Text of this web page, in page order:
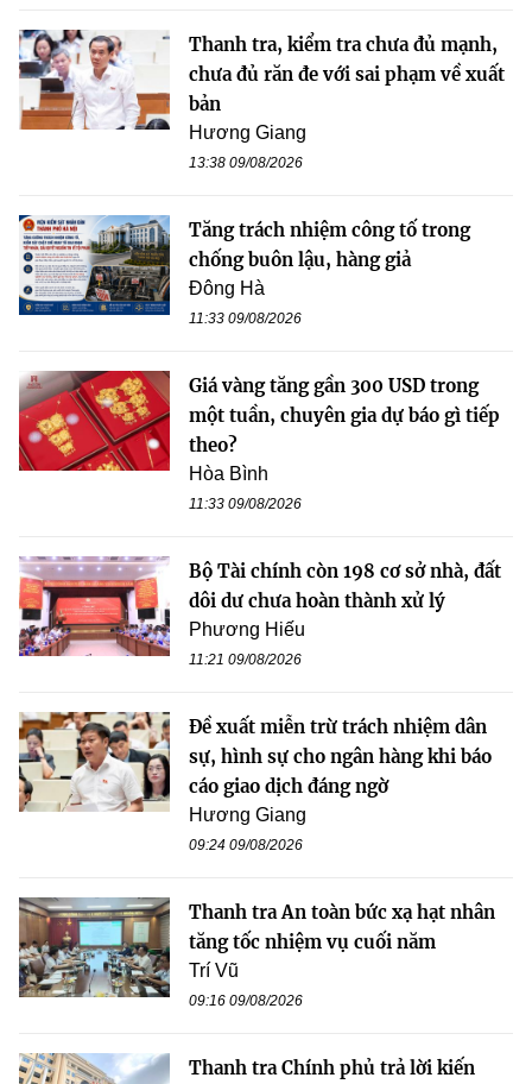
Thanh tra, kiểm tra chưa đủ mạnh,
chưa đủ răn đe với sai phạm về xuất
bản
Hương Giang
13:38 09/08/2026
Tăng trách nhiệm công tố trong
chống buôn lậu, hàng giả
Đông Hà
11:33 09/08/2026
Giá vàng tăng gần 300 USD trong
một tuần, chuyên gia dự báo gì tiếp
theo?
Hòa Bình
11:33 09/08/2026
Bộ Tài chính còn 198 cơ sở nhà, đất
dôi dư chưa hoàn thành xử lý
Phương Hiếu
11:21 09/08/2026
Đề xuất miễn trừ trách nhiệm dân
sự, hình sự cho ngân hàng khi báo
cáo giao dịch đáng ngờ
Hương Giang
09:24 09/08/2026
Thanh tra An toàn bức xạ hạt nhân
tăng tốc nhiệm vụ cuối năm
Trí Vũ
09:16 09/08/2026
Thanh tra Chính phủ trả lời kiến